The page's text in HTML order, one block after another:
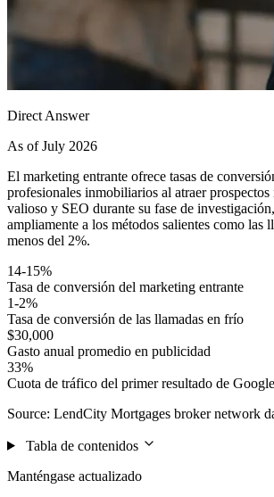
Direct Answer
As of July 2026
El marketing entrante ofrece tasas de
profesionales inmobiliarios al atraer
valioso y SEO durante su fase de
ampliamente a los métodos salientes como las
menos del 2%.
14-15%
Tasa de conversión del marketing entrante
1-2%
Tasa de conversión de las llamadas en frío
$30,000
Gasto anual promedio en publicidad
33%
Cuota de tráfico del primer resultado de Google
Source: LendCity Mortgages broker network
Tabla de contenidos
Manténgase actualizado